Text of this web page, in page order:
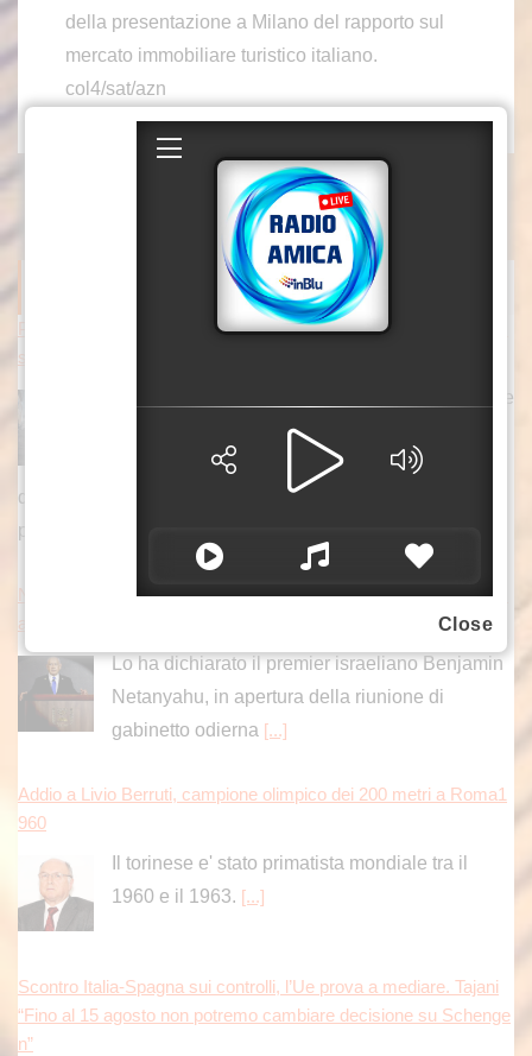
della presentazione a Milano del rapporto sul
mercato immobiliare turistico italiano.
col4/sat/azn
ITALPRESS NEWS
Pioggia di attacchi russi in Ucraina, diversi feriti a Sumy e Odes
sa
ROMA (ITALPRESS) – Attacchi russi nella notte
sulle città di Sumy e Odessa. Secondo quanto
riferito da Serhii Kryvosheienko, capo
dell’amministrazione militare della città di Sumy, bombe
plananti hanno colpito
Netanyahu respinge il piano del Board of Peace per Gaza. Ham
as “Rispettare quanto concordato”
Lo ha dichiarato il premier israeliano Benjamin
Netanyahu, in apertura della riunione di
gabinetto odierna [...]
Addio a Livio Berruti, campione olimpico dei 200 metri a Roma1
960
Il torinese e' stato primatista mondiale tra il
1960 e il 1963. [...]
Scontro Italia-Spagna sui controlli, l’Ue prova a mediare. Tajani
“Fino al 15 agosto non potremo cambiare decisione su Schenge
n”
Close